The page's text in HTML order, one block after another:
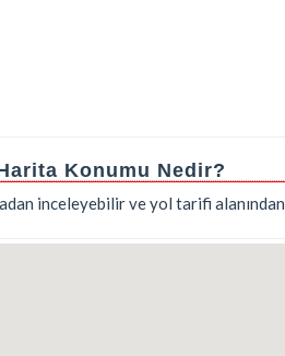
Konumu Nedir?
inceleyebilir ve yol tarifi alanından